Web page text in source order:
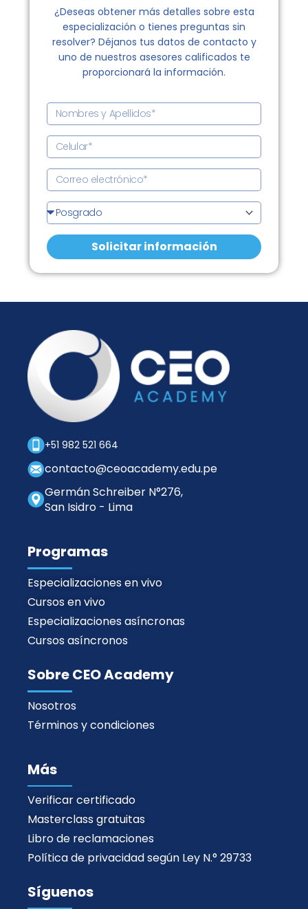
¿Deseas obtener más detalles sobre esta
especialización o tienes preguntas sin
resolver? Déjanos tus datos de contacto y
uno de nuestros asesores calificados te
proporcionará la información.
N
o
m
b
r
s
y
p
e
l
i
o
C
e
l
u
l
a
C
o
r
r
e
o
l
r
n
o
G
r
a
d
e
s
r
u
c
ó
n
Solicitar información
+51 982 521 664
contacto@ceoacademy.edu.pe
Germán Schreiber N°276,
San Isidro - Lima
Programas
Especializaciones en vivo
Cursos en vivo
Especializaciones asíncronas
Cursos asíncronos
Sobre CEO Academy
Nosotros
Términos y condiciones
Más
Verificar certificado
Masterclass gratuitas
Libro de reclamaciones
Política de privacidad según Ley N.° 29733
Síguenos